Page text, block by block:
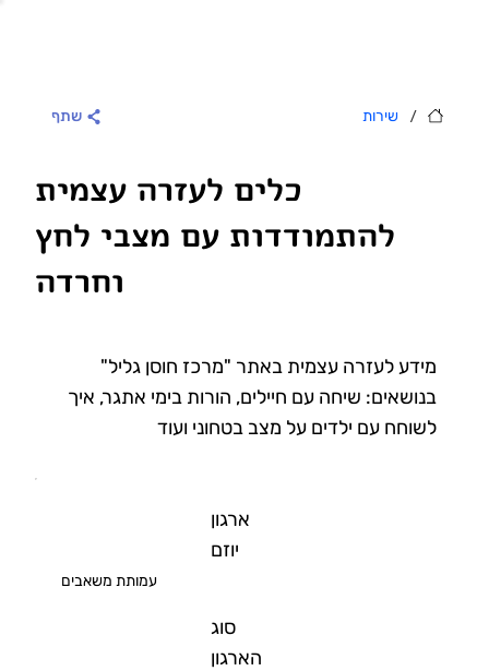
/ שירות
כלים לעזרה עצמית
להתמודדות עם מצבי לחץ
וחרדה
שתף
מידע לעזרה עצמית באתר "מרכז חוסן גליל"
בנושאים: שיחה עם חיילים, הורות בימי אתגר, איך
לשוחח עם ילדים על מצב בטחוני ועוד
ארגון
יוזם
עמותת משאבים
סוג
הארגון